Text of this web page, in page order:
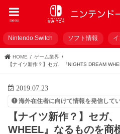
menu
Nintendo Switch ソフト情報
HOME
ゲーム業界
【ナイツ新作？】セガ、『NIGHTS DREAM
2019.07.23
海外在住者に向けて情報を発信して
【ナイツ新作？】セガ
WHEEL』なるものを商